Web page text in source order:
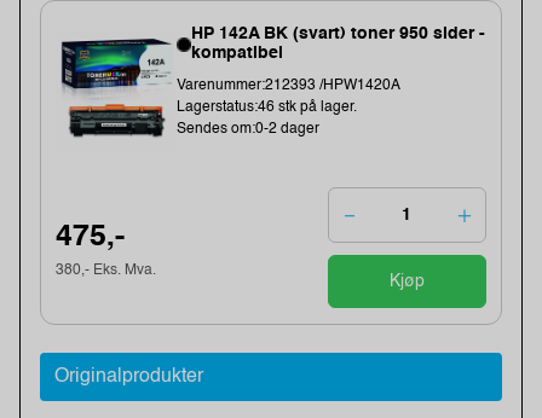
HP 142A BK (svart) toner 950 sider -
kompatibel
Varenummer:212393 /HPW1420A
Lagerstatus:46 stk på lager.
Sendes om:0-2 dager
475,-
380,- Eks. Mva.
Kjøp
Originalprodukter